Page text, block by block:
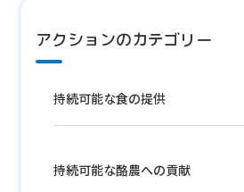
アクションのカテゴリー
持続可能な食の提供
持続可能な酪農への貢献